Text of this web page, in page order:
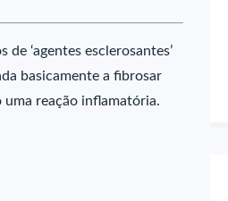
‘agentes esclerosantes’
basicamente a fibrosar
reação inflamatória.